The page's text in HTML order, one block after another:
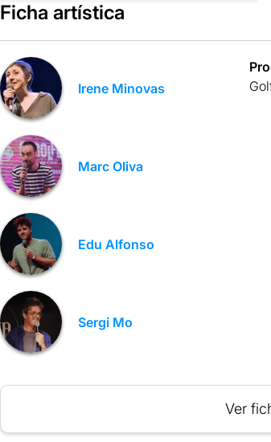
Ficha artística
Irene Minovas
Marc Oliva
Edu Alfonso
Sergi Mo
Ver